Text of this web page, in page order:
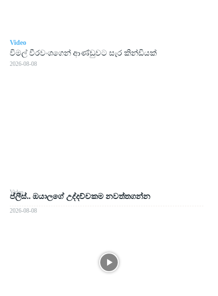
Video
ප්ලීස්.. ඔයාලගේ උද්දච්චකම නවත්තගන්න
2026-08-08
Video
විමල් වීරවංශගෙන් ආණ්ඩුවට සැර කින්ඩියක්
2026-08-08